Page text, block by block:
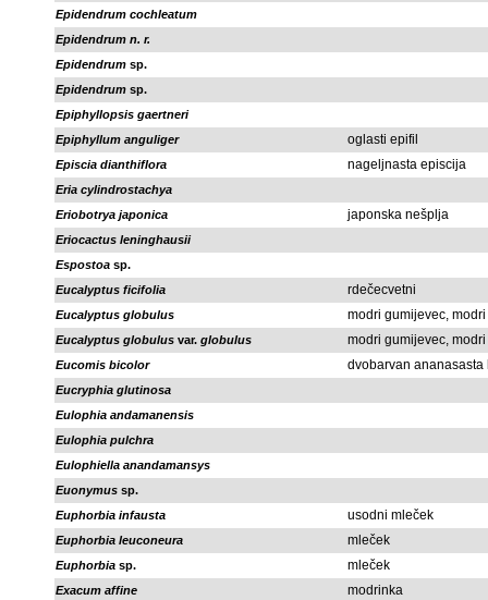
Epidendrum cochleatum
Epidendrum n. r.
Epidendrum sp.
Epidendrum sp.
Epiphyllopsis gaertneri
Epiphyllum anguliger
oglasti epifil
Episcia dianthiflora nageljnasta episcija
Eria cylindrostachya
Eriobotrya japonica
japonska nešplja
Eriocactus leninghausii
Espostoa sp.
Eucalyptus ficifolia
rdečecvetni
Eucalyptus globulus modri gumijevec,
Eucalyptus globulus var. globulus modri gumijevec,
Eucomis bicolor dvobarvan ananasasta
Eucryphia glutinosa
Eulophia andamanensis
Eulophia pulchra
Eulophiella anandamansys
Euonymus sp.
Euphorbia infausta
usodni mleček
Euphorbia leuconeura mleček
Euphorbia sp. mleček
Exacum affine modrinka